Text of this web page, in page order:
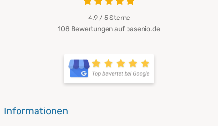
4.9 / 5Sterne
108 Bewertungen auf basenio.de
öffnet in neuem Fenster
Informationen